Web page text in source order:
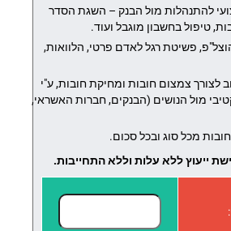
להתנהלות מול הבנק – השגת הסדר
טיפול בחשבון מוגבל ועוד.
פשיטת רגל לאדם פרטי, הלוואות,
לצורך צמצום חובות ומחיקת חובות, ע"י
מול הנושים (הבנקים, חברות האשראי,
מכל סוג ובכל סכום.
ייעוץ ללא עלות וללא התחייבות.